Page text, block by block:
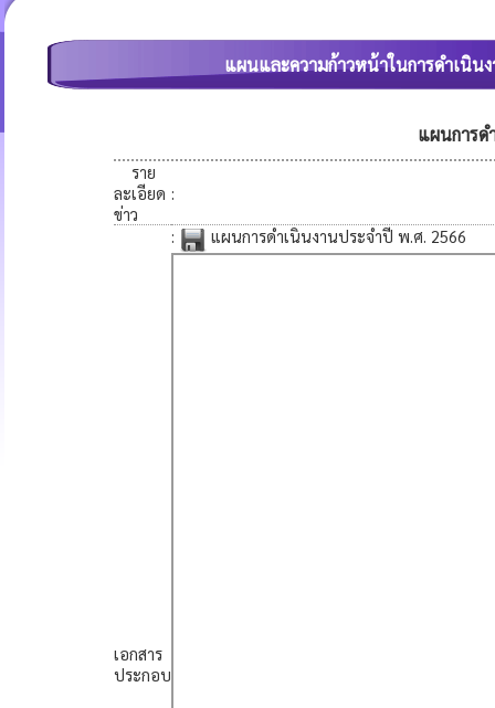
แผนและความก้าวหน้าในการดำเนิ
แผนการด
ราย
ละเอียด
ข่าว
:
เอกสาร
ประกอบ
: แผนการดำเนินงานประจำปี พ.ศ. 2566